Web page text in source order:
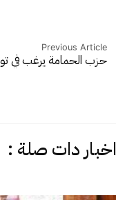
Previous Article
حزب الحمامة يرغب في
اخبار دات صلة :